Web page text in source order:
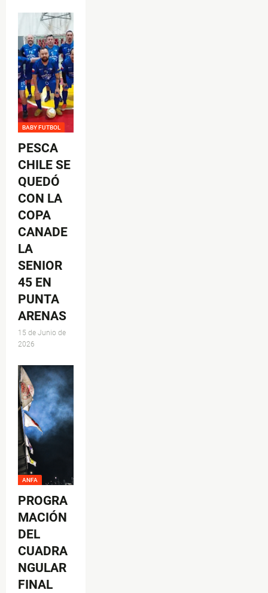
BABY FUTBOL
PESCA
CHILE SE
QUEDÓ
CON LA
COPA
CANADE
LA
SENIOR
45 EN
PUNTA
ARENAS
15 de Junio de
2026
ANFA
PROGRA
MACIÓN
DEL
CUADRA
NGULAR
FINAL